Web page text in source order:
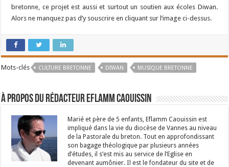
bretonne, ce projet est aussi et surtout un soutien aux écoles Diwan.
Alors ne manquez pas d’y souscrire en cliquant sur l’image ci-dessus.
Mots-clés CULTURE BRETONNE DIWAN MUSIQUE BRETONNE
À propos du rédacteur Eflamm Caouissin
Marié et père de 5 enfants, Eflamm Caouissin est
impliqué dans la vie du diocèse de Vannes au niveau
de la Pastorale du breton. Tout en approfondissant
son bagage théologique par plusieurs années
d’études, il s’est mis au service de l’Eglise en
devenant aumônier. Il est le fondateur du site et de